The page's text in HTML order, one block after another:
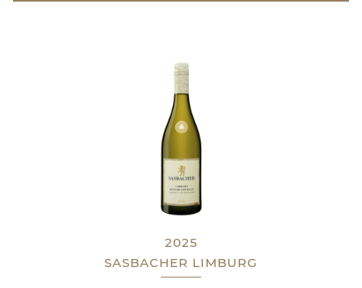
2025
SASBACHER LIMBURG